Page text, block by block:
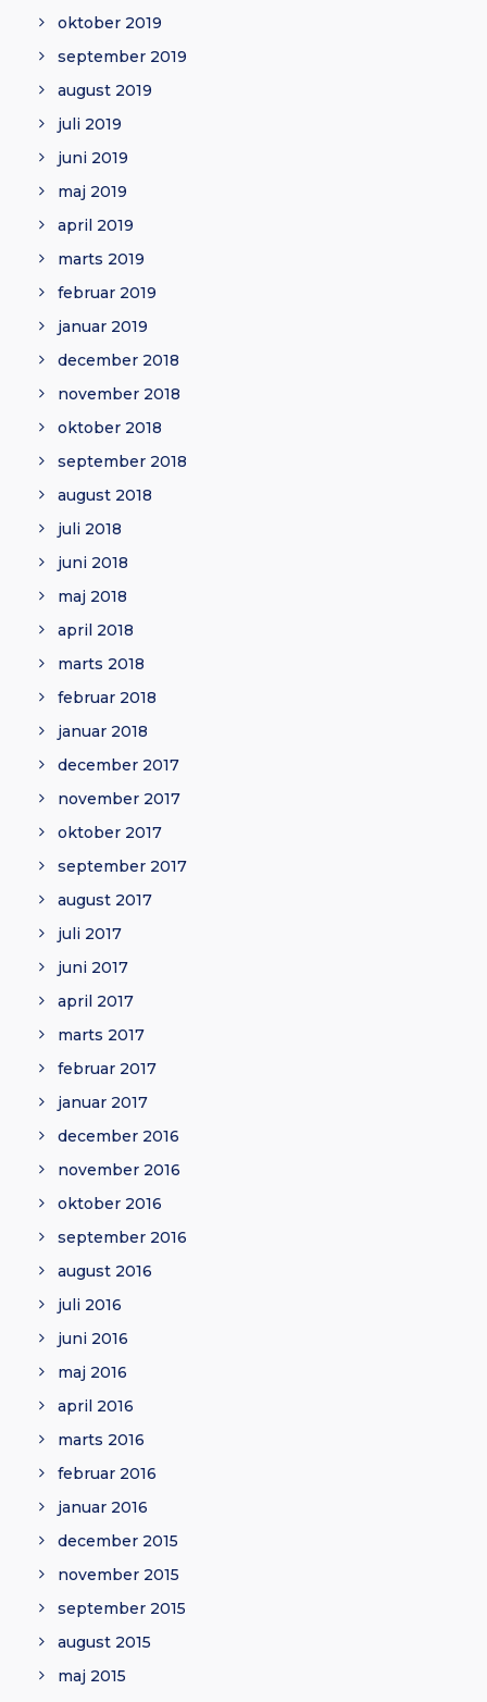
oktober 2019
september 2019
august 2019
juli 2019
juni 2019
maj 2019
april 2019
marts 2019
februar 2019
januar 2019
december 2018
november 2018
oktober 2018
september 2018
august 2018
juli 2018
juni 2018
maj 2018
april 2018
marts 2018
februar 2018
januar 2018
december 2017
november 2017
oktober 2017
september 2017
august 2017
juli 2017
juni 2017
april 2017
marts 2017
februar 2017
januar 2017
december 2016
november 2016
oktober 2016
september 2016
august 2016
juli 2016
juni 2016
maj 2016
april 2016
marts 2016
februar 2016
januar 2016
december 2015
november 2015
september 2015
august 2015
maj 2015